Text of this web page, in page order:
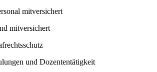
mitversichert
mitversichert
und Dozententätigkeit